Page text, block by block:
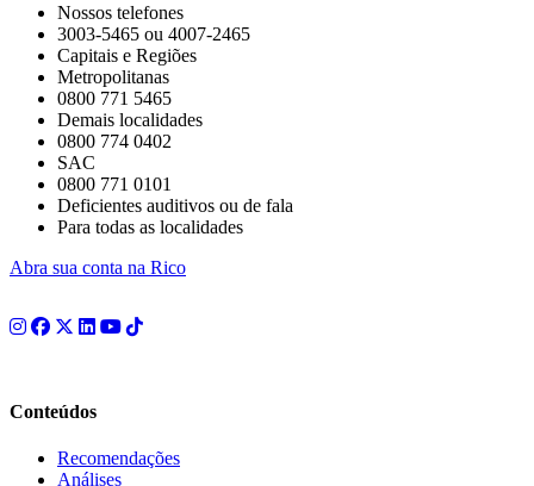
Nossos telefones
3003-5465 ou 4007-2465
Capitais e Regiões
Metropolitanas
0800 771 5465
Demais localidades
0800 774 0402
SAC
0800 771 0101
Deficientes auditivos ou de fala
Para todas as localidades
Abra sua conta na Rico
Conteúdos
Recomendações
Análises